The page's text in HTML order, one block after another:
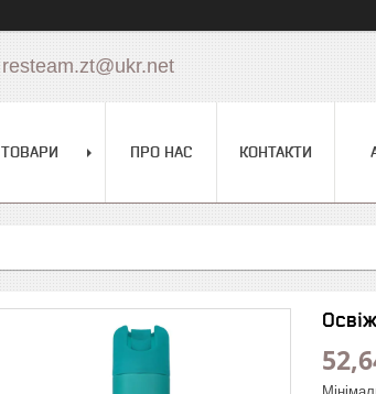
resteam.zt@ukr.net
ТОВАРИ ПРО НАС КОНТАКТИ